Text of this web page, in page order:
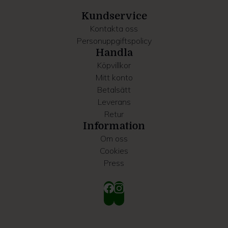
Kundservice
Kontakta oss
Personuppgiftspolicy
Handla
Köpvillkor
Mitt konto
Betalsätt
Leverans
Retur
Information
Om oss
Cookies
Press